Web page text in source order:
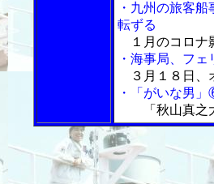
・九州の旅客
転ずる
１月のコロナ
・海事局、フ
３月１８日、
・「がいな男
「秋山真之